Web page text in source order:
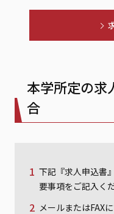
本学所定の求
合
下記『求人申込書
要事項をご記入く
メールまたはFAX